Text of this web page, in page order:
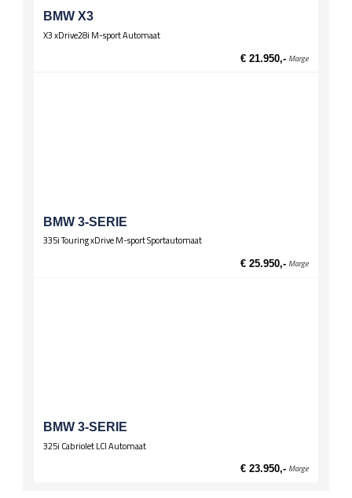
BMW X3
X3 xDrive28i M-sport Automaat
€ 21.950,- Marge
BMW 3-SERIE
335i Touring xDrive M-sport Sportautomaat
€ 25.950,- Marge
BMW 3-SERIE
325i Cabriolet LCI Automaat
€ 23.950,- Marge